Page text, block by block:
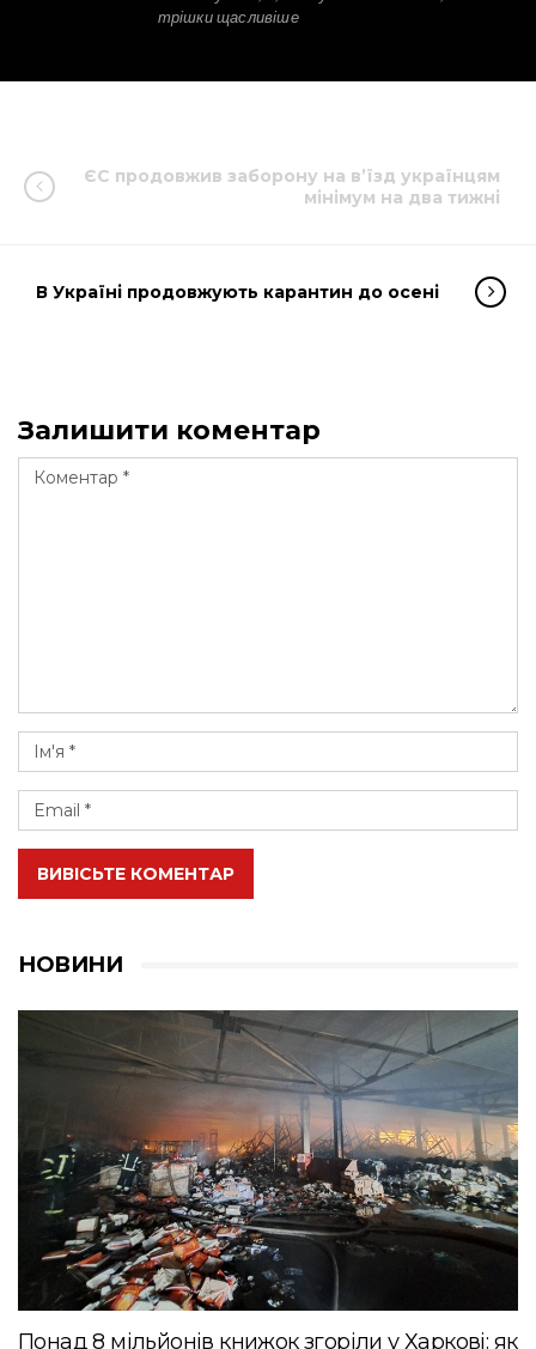
трішки щасливіше
ЄС продовжив заборону на в’їзд українцям
мінімум на два тижні
В Україні продовжують карантин до осені
Залишити коментар
ВИВІСЬТЕ КОМЕНТАР
НОВИНИ
Понад 8 мільйонів книжок згоріли у Харкові: як